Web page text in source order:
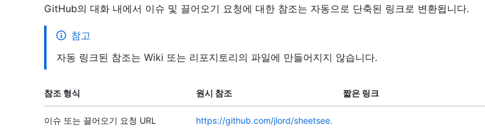
GitHub의 대화 내에서 이슈 및 끌어오기 요청에 대한 참조는 자동으로 단축된 링크로 변환됩니다.
참고
자동 링크된 참조는 Wiki 또는 리포지토리의 파일에 만들어지지 않습니다.
참조 형식 원시 참조 짧은 링크
이슈 또는 끌어오기 요청 URL
https://github.com/jlord/sheetsee.